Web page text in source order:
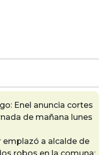
Enel anuncia cortes
de mañana lunes
emplazó a alcalde de